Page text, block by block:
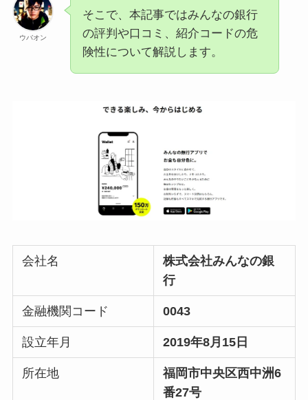
ウバオン
そこで、本記事ではみんなの銀行
の評判や口コミ、紹介コードの危
険性について解説します。
会社名
株式会社みんなの銀
行
金融機関コード 0043
設立年月 2019年8月15日
所在地
福岡市中央区西中洲6
番27号